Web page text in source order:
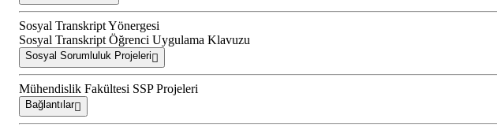
Sosyal Transkript Yönergesi
Sosyal Transkript Öğrenci Uygulama Klavuzu
Sosyal Sorumluluk Projeleri
Mühendislik Fakültesi SSP Projeleri
Bağlantılar